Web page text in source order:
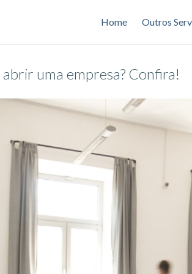
Home Outros
uma empresa? Confira!